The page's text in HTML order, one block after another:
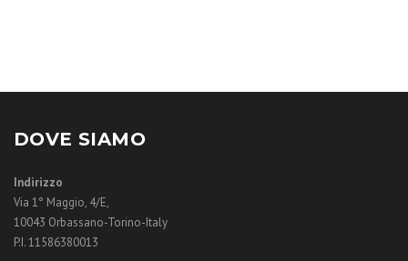
DOVE SIAMO
Indirizzo
Via 1° Maggio, 4/E,
10043 Orbassano-Torino-Italy
P.I. 11586380013